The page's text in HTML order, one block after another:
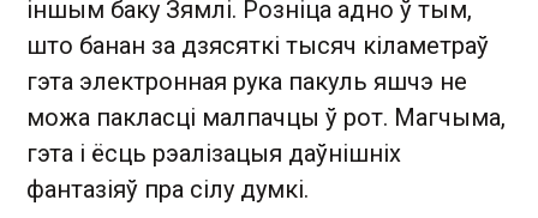
іншым баку Зямлі. Розніца адно ў тым,
што банан за дзясяткі тысяч кіламетраў
гэта электронная рука пакуль яшчэ не
можа пакласці малпачцы ў рот. Магчыма,
гэта і ёсць рэалізацыя даўнішніх
фантазіяў пра сілу думкі.